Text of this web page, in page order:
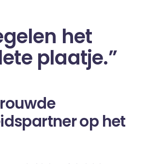
het
plaatje.”
op het